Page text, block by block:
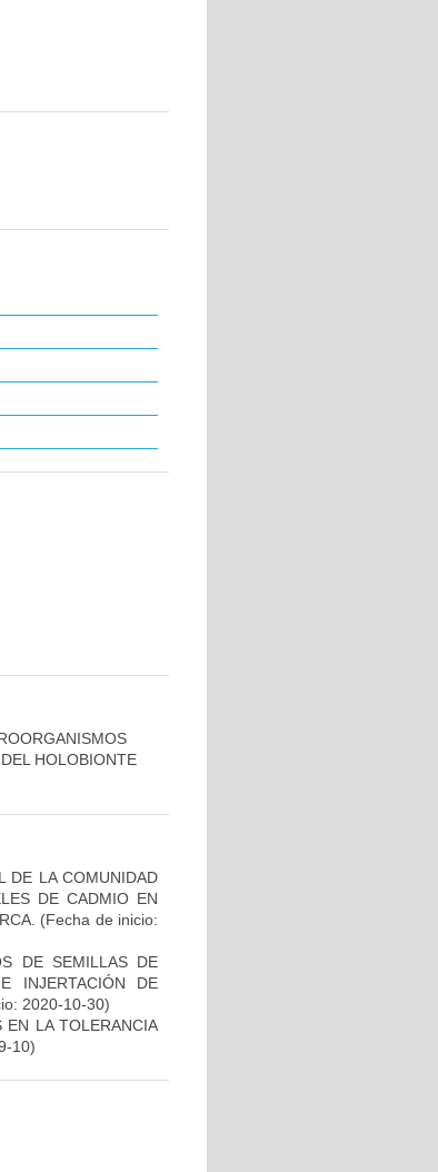
HOLOBIONTE
DE LA COMUNIDAD
DE CADMIO EN
(Fecha de inicio:
DE SEMILLAS DE
INJERTACIÓN DE
2020-10-30)
EN LA TOLERANCIA
10)